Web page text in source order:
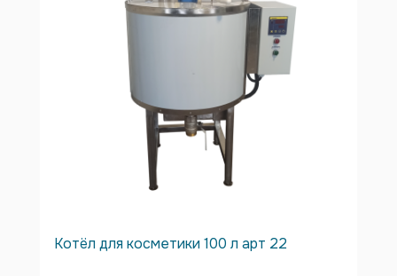
Котёл для косметики 100 л арт 22